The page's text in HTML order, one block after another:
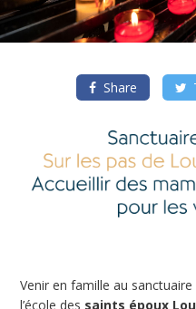
Share
Venir en famille au sanctuaire
l’école des saints époux